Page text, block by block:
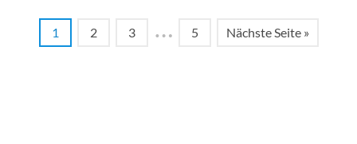
1 2 3 … 5 Nächste Seite »